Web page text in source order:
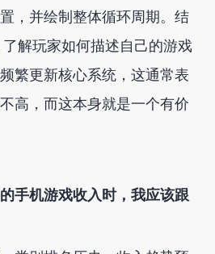
，并绘制整体循环周期。结
解玩家如何描述自己的游戏
繁更新核心系统，这通常表
高，而这本身就是一个有价
手机游戏收入时，我应该跟